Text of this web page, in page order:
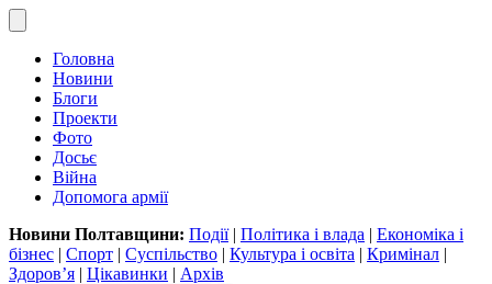
Головна
Новини
Блоги
Проекти
Фото
Досьє
Війна
Допомога армії
Новини Полтавщини: Події| Політика і влада | Економіка і
бізнес | Спорт | Суспільство | Культура і освіта | Кримінал |
Здоров’я | Цікавинки | Архів